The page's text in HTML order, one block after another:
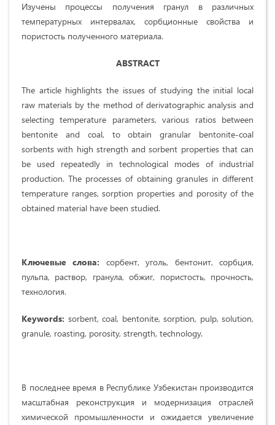
Изучены процессы получения гранул в различных
температурных интервалах, сорбционные свойства и
пористость полученного материала.
ABSTRACT
The article highlights the issues of studying the initial local
raw materials by the method of derivatographic analysis and
selecting temperature parameters, various ratios between
bentonite and coal, to obtain granular bentonite-coal
sorbents with high strength and sorbent properties that can
be used repeatedly in technological modes of industrial
production. The processes of obtaining granules in different
temperature ranges, sorption properties and porosity of the
obtained material have been studied.
Ключевые слова: сорбент, уголь, бентонит, сорбция,
пульпа, раствор, гранула, обжиг, пористость, прочность,
технология.
Keywords: sorbent, coal, bentonite, sorption, pulp, solution,
granule, roasting, porosity, strength, technology.
В последнее время в Республике Узбекистан производится
масштабная реконструкция и модернизация отраслей
химической промышленности и ожидается увеличение